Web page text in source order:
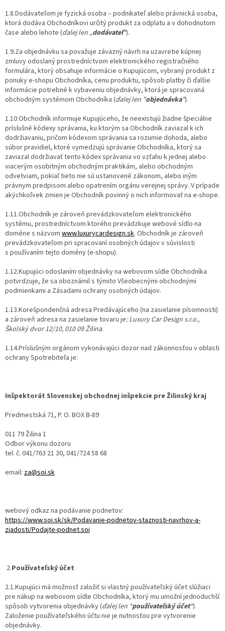
1.8.Dodávateľom je fyzická osoba – podnikateľ alebo právnická osoba,
ktorá dodáva Obchodníkovi určitý produkt za odplatu a v dohodnutom
čase alebo lehote (ďalej len „dodávateľ“).
1.9.Za objednávku sa považuje záväzný návrh na uzavretie kúpnej
zmluvy odoslaný prostredníctvom elektronického registračného
formulára, ktorý obsahuje informácie o Kupujúcom, vybraný produkt z
ponuky e-shopu Obchodníka, cenu produktu, spôsob platby či ďalšie
informácie potrebné k vybaveniu objednávky, ktorá je spracovaná
obchodným systémom Obchodníka (ďalej len "objednávka").
1.10.Obchodník informuje Kupujúceho, že neexistujú žiadne špeciálne
príslušné kódexy správania, ku ktorým sa Obchodník zaviazal k ich
dodržiavaniu, pričom kódexom správania sa rozumie dohoda, alebo
súbor pravidiel, ktoré vymedzujú správanie Obchodníka, ktorý sa
zaviazal dodržiavať tento kódex správania vo vzťahu k jednej alebo
viacerým osobitným obchodným praktikám, alebo obchodným
odvetviam, pokiaľ tieto nie sú ustanovené zákonom, alebo iným
právnym predpisom alebo opatrením orgánu verejnej správy. V prípade
akýchkoľvek zmien je Obchodník povinný o nich informovať na e-shope.
1.11.Obchodník je zároveň prevádzkovateľom elektronického
systému, prostredníctvom ktorého prevádzkuje webové sídlo na
doméne s názvom www.luxurycardesign.sk. Obchodník je zároveň
prevádzkovateľom pri spracovaní osobných údajov v súvislosti
s používaním tejto domény (e-shopu).
1.12.Kupujúci odoslaním objednávky na webovom sídle Obchodníka
potvrdzuje, že sa oboznámil s týmito Všeobecnými obchodnými
podmienkami a Zásadami ochrany osobných údajov.
1.13.Korešpondenčná adresa Predávajúceho (na zasielanie písomnosti)
a zároveň adresa na zasielanie tovaru je: Luxury Car Design s.r.o.,
Školský dvor 12/10, 010 09 Žilina.
1.14.Príslušným orgánom vykonávajúci dozor nad zákonnosťou v oblasti
ochrany Spotrebiteľa je:
Inšpektorát Slovenskej obchodnej inšpekcie pre Žilinský kraj
Predmestská 71, P. O. BOX B-89
011 79 Žilina 1
Odbor výkonu dozoru
tel. č. 041/763 21 30, 041/724 58 68
email: za@soi.sk
webový odkaz na podávanie podnetov:
https://www.soi.sk/sk/Podavanie-podnetov-staznosti-navrhov-a-
ziadosti/Podajte-podnet.soi
2.Používateľský účet
2.1.Kupujúci má možnosť založiť si vlastný používateľský účet slúžiaci
pre nákup na webovom sídle Obchodníka, ktorý mu umožní jednoduchší
spôsob vytvorenia objednávky (ďalej len “používateľský účet“).
Založenie používateľského účtu nie je nutnosťou pre vytvorenie
objednávky.